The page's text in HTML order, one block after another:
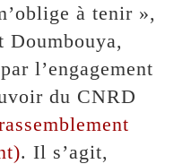
à tenir »,
Doumbouya,
l’engagement
du CNRD
. Il s’agit,